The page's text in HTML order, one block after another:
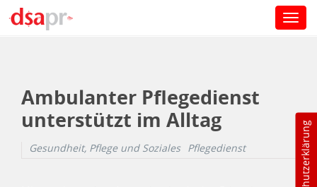
Ambulanter Pflegedienst
unterstützt im Alltag
Gesundheit, Pflege und Soziales Pflegedienst